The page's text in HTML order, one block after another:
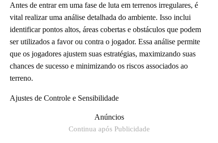
Antes de entrar em uma fase de luta em terrenos irregulares, é
vital realizar uma análise detalhada do ambiente. Isso inclui
identificar pontos altos, áreas cobertas e obstáculos que podem
ser utilizados a favor ou contra o jogador. Essa análise permite
que os jogadores ajustem suas estratégias, maximizando suas
chances de sucesso e minimizando os riscos associados ao
terreno.
Ajustes de Controle e Sensibilidade
Anúncios
Continua após Publicidade